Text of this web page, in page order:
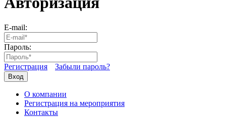
E-mail:
Пароль:
Регистрация Забыли пароль?
Вход
О компании
Регистрация на мероприятия
Контакты